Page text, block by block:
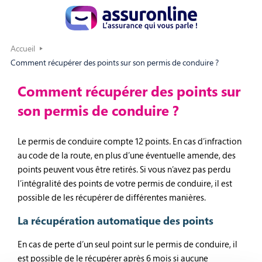
Accueil
Comment récupérer des points sur son permis de conduire ?
Comment récupérer des points sur
son permis de conduire ?
Le permis de conduire compte 12 points. En cas d’infraction
au code de la route, en plus d’une éventuelle amende, des
points peuvent vous être retirés. Si vous n’avez pas perdu
l’intégralité des points de votre permis de conduire, il est
possible de les récupérer de différentes manières.
La récupération automatique des points
En cas de perte d’un seul point sur le permis de conduire, il
est possible de le récupérer après 6 mois si aucune